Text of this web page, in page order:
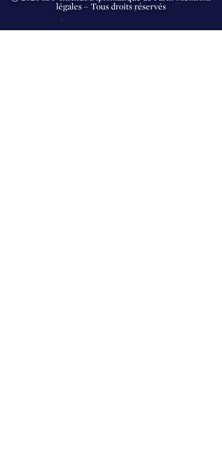
légales – Tous droits réservés